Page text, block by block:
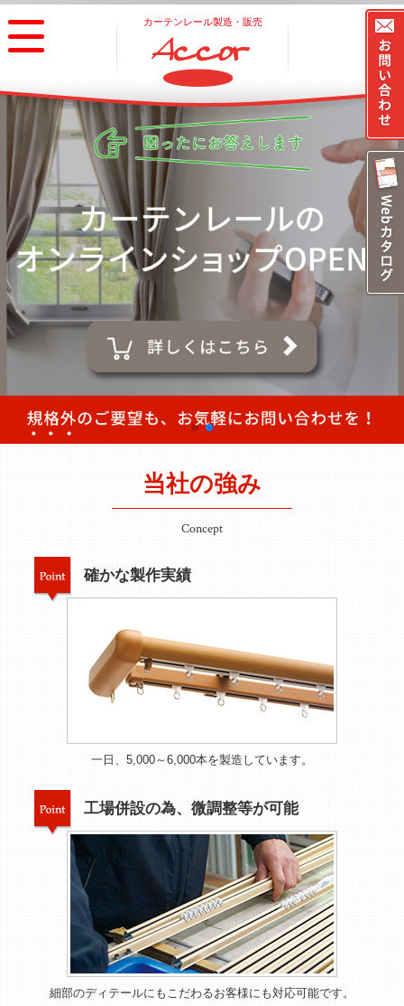
カーテンレール製造・販売
アコール株式会社
当社の強み
Concept
確かな製作実績
一日、5,000～6,000本を製造しています。
工場併設の為、微調整等が可能
細部のディテールにもこだわるお客様にも対応可能です。